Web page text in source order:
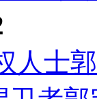
人士